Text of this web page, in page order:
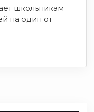
школьникам
на один от